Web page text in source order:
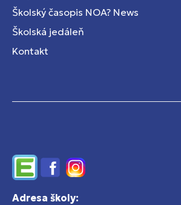
Školský časopis NOA? News
Školská jedáleň
Kontakt
EdupageFacebookInstagram
Adresa školy: